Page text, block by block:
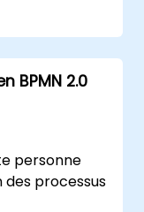
en
BPMN 2.0
personne
processus